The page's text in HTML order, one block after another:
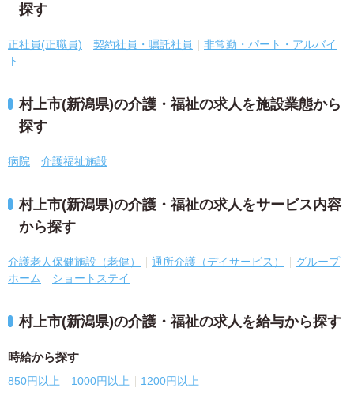
探す
正社員(正職員) 契約社員・嘱託社員
非常勤・パート・アルバイ
ト
村上市(新潟県)の介護・福祉の求人を施設業態から
探す
病院 介護福祉施設
村上市(新潟県)の介護・福祉の求人をサービス内容
から探す
介護老人保健施設（老健） 通所介護（デイサービス）
グループ
ホーム
ショートステイ
村上市(新潟県)の介護・福祉の求人を給与から探す
時給から探す
850円以上 1000円以上 1200円以上